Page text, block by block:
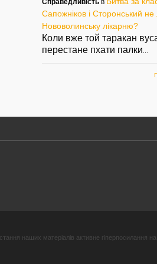
Справедливість в
Сапожніков і Сторонський
Нововолинську лікарню?
Коли вже той таракан
перестане пхати палки
наших матеріалів активне гіперпосилання